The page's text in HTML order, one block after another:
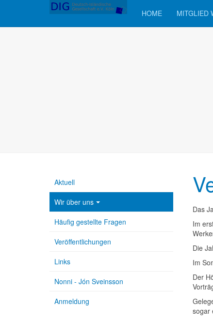
HOME MITGLIED
Das
Im
Die
Im
Der
sogar
Aktuell
Wir über uns
Häufig gestellte Fragen
Veröffentlichungen
Links
Nonni - Jón Sveinsson
Anmeldung